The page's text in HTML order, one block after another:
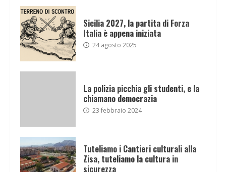
Sicilia 2027, la partita di Forza
Italia è appena iniziata
24 agosto 2025
La polizia picchia gli studenti, e la
chiamano democrazia
23 febbraio 2024
Tuteliamo i Cantieri culturali alla
Zisa, tuteliamo la cultura in
sicurezza